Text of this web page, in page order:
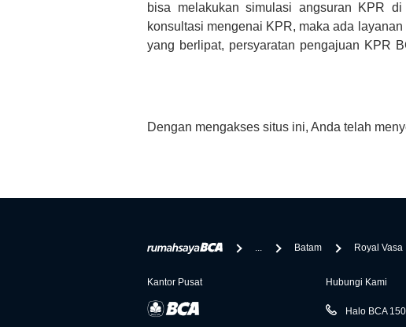
bisa melakukan simulasi angsuran KPR
konsultasi mengenai KPR, maka ada
yang berlipat, persyaratan pengajuan KPR
informasi yang rekanan berikan selain yang
Dengan mengakses situs ini, Anda telah
... Batam Royal Vasa
Kantor Pusat Hubungi Kami
Halo BCA